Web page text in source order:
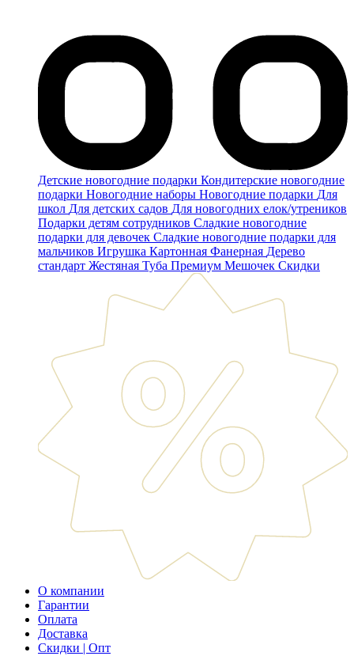
Детские новогодние подарки Кондитерские новогодние
подарки Новогодние наборы Новогодние подарки Для
школ Для детских садов Для новогодних елок/утреников
Подарки детям сотрудников Сладкие новогодние
подарки для девочек Сладкие новогодние подарки для
мальчиков Игрушка Картонная Фанерная Дерево
стандарт Жестяная Туба Премиум Мешочек Скидки
О компании
Гарантии
Оплата
Доставка
Скидки | Опт